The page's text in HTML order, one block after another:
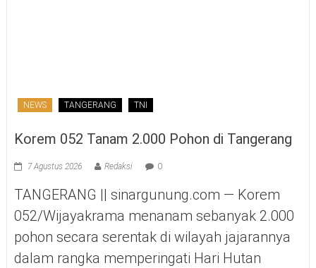
NEWS TANGERANG TNI
Korem 052 Tanam 2.000 Pohon di Tangerang
7 Agustus 2026 Redaksi 0
TANGERANG || sinargunung.com — Korem
052/Wijayakrama menanam sebanyak 2.000
pohon secara serentak di wilayah jajarannya
dalam rangka memperingati Hari Hutan